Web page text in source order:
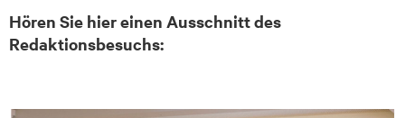
Hören Sie hier einen Ausschnitt des
Redaktionsbesuchs: